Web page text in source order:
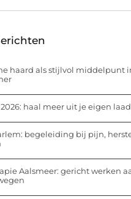
haard als stijlvol middelpunt
haal meer uit je eigen
begeleiding bij pijn,
Aalsmeer: gericht werken